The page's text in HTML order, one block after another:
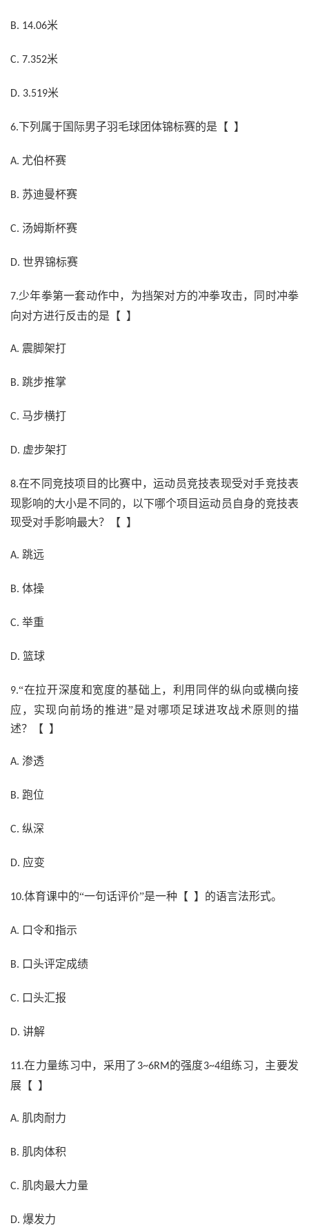
B. 14.06米
C. 7.352米
D. 3.519米
6.下列属于国际男子羽毛球团体锦标赛的是【 】
A. 尤伯杯赛
B. 苏迪曼杯赛
C. 汤姆斯杯赛
D. 世界锦标赛
7.少年拳第一套动作中，为挡架对方的冲拳攻击，同时冲拳
向对方进行反击的是【 】
A. 震脚架打
B. 跳步推掌
C. 马步横打
D. 虚步架打
8.在不同竞技项目的比赛中，运动员竞技表现受对手竞技表
现影响的大小是不同的，以下哪个项目运动员自身的竞技表
现受对手影响最大？【 】
A. 跳远
B. 体操
C. 举重
D. 篮球
9.“在拉开深度和宽度的基础上，利用同伴的纵向或横向接
应，实现向前场的推进”是对哪项足球进攻战术原则的描
述？【 】
A. 渗透
B. 跑位
C. 纵深
D. 应变
10.体育课中的“一句话评价”是一种【 】的语言法形式。
A. 口令和指示
B. 口头评定成绩
C. 口头汇报
D. 讲解
11.在力量练习中，采用了 3~6RM的强度3~4组练习，主要发
展【 】
A. 肌肉耐力
B. 肌肉体积
C. 肌肉最大力量
D. 爆发力